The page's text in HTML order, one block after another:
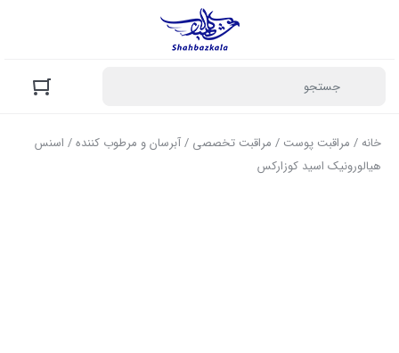
خانه/ مراقبت پوست / مراقبت تخصصی /آبرسان و مرطوب کننده/ اسنس
هیالورونیک اسید کوزارکس